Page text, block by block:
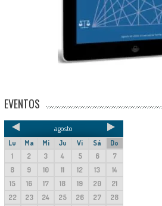
EVENTOS
agosto
Lu Ma Mi Ju Vi Sá
Do
1
2 3 4 5 6
7
8
9 10 11 12 13
14
15
16 17 18 19 20
21
22
23 24 25 26 27
28